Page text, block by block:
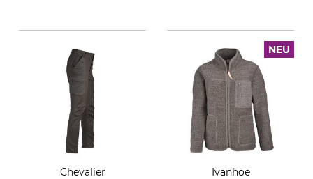
Chevalier
NEU
Ivanhoe